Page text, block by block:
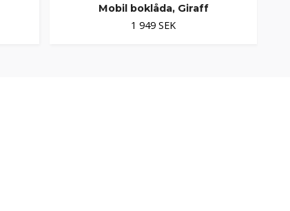
Mobil boklåda, Giraff
1 949 SEK